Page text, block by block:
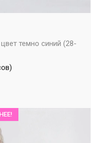
темно синий (28-